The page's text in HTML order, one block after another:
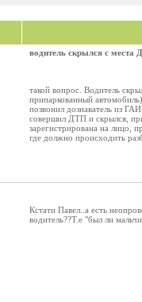
водитель скрылся с места
такой вопрос. Водитель
припаркованный
позвонил дознаватель из
совершил ДТП и скрылся,
зарегистрирована на лицо,
где должно происходить
Кстати Павел..а есть
водитель??Т.е "был ли